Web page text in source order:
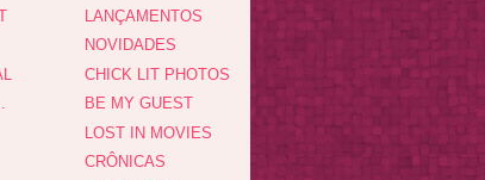
LANÇAMENTOS
NOVIDADES
CHICK LIT PHOTOS
BE MY GUEST
LOST IN MOVIES
CRÔNICAS